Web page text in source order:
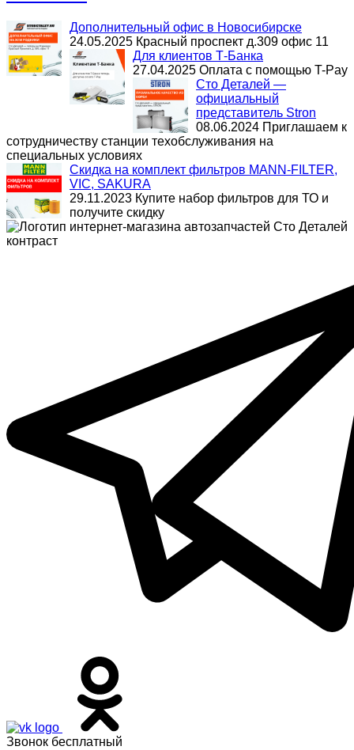
Дополнительный офис в Новосибирске
24.05.2025 Красный проспект д.309 офис 11
Для клиентов Т-Банка
27.04.2025 Оплата с помощью T-Pay
Сто Деталей —
официальный
представитель Stron
08.06.2024 Приглашаем к
сотрудничеству станции техобслуживания на
специальных условиях
Скидка на комплект фильтров MANN-FILTER,
VIC, SAKURA
29.11.2023 Купите набор фильтров для ТО и
получите скидку
Звонок бесплатный